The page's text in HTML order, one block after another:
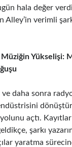
hala değer
Alley’in verimli
Yükselişi:
ve daha sonra
yolunu açtı.
şarkı
yaratma